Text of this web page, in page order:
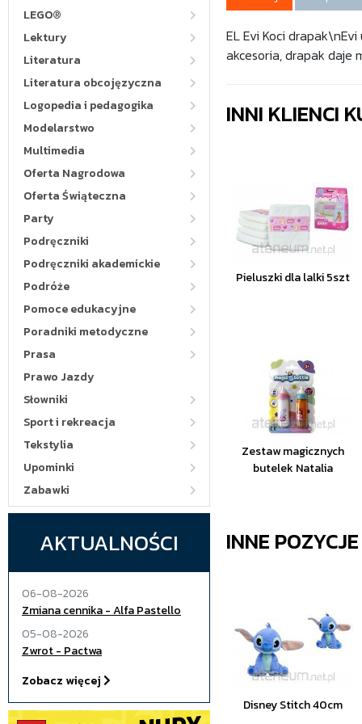
LEGO®
Lektury
Literatura
Literatura obcojęzyczna
Logopedia i pedagogika
Modelarstwo
Multimedia
Oferta Nagrodowa
Oferta Świąteczna
Party
Podręczniki
Podręczniki akademickie
Podróże
Pomoce edukacyjne
Poradniki metodyczne
Prasa
Prawo Jazdy
Słowniki
Sport i rekreacja
Tekstylia
Upominki
Zabawki
AKTUALNOŚCI
06-08-2026
Zmiana cennika - Alfa Pastello
05-08-2026
Zwrot - Pactwa
Zobacz więcej
EL Evi Koci
akcesoria, drapak daje
INNI KLIENCI
Pieluszki dla lalki 5szt
Zestaw magicznych
butelek Natalia
INNE
Disney Stitch 40cm